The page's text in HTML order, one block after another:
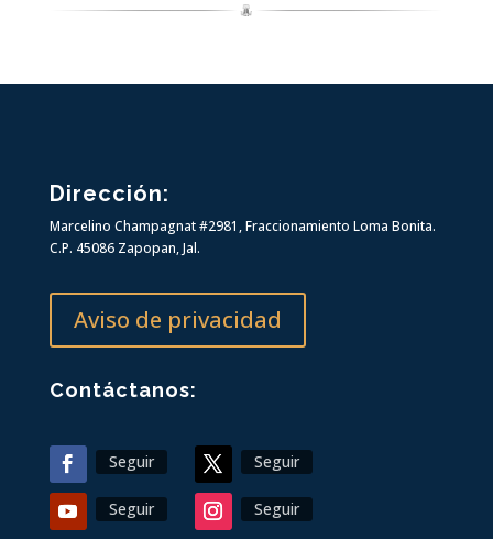
Dirección:
Marcelino Champagnat #2981,Fraccionamiento Loma Bonita.
C.P. 45086 Zapopan, Jal.
Aviso de privacidad
Contáctanos:
Seguir Seguir
Seguir Seguir